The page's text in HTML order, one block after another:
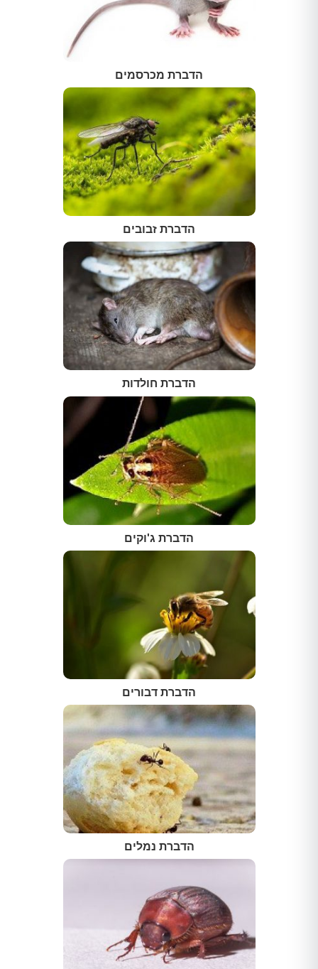
הדברת מכרסמים
הדברת זבובים
הדברת חולדות
הדברת ג'וקים
הדברת דבורים
הדברת נמלים